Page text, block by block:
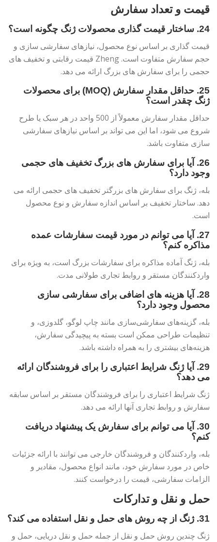
قیمت و تعداد سفارش
24. ساختار قیمت گذاری محصولات ژنگ چگونه است؟
قیمت گذاری بر اساس نوع محصول، نیازهای سفارشی سازی و
حجم سفارش متفاوت است. Zheng قیمت رقابتی و تخفیف های
حجمی را برای سفارش های بزرگ ارائه می دهد.
25. حداقل مقدار سفارش (MOQ) برای محصولات
ژنگ چقدر است؟
حداقل مقدار سفارش معمولاً از 500 واحد در هر سبک یا طرح
شروع می شود، اما این می تواند بر اساس نیازهای سفارشی
سازی متفاوت باشد.
26. آیا برای سفارش های بزرگ تخفیف های حجمی
وجود دارد؟
بله، ژنگ برای سفارش های بزرگتر تخفیف های حجمی ارائه می
دهد. ساختار تخفیف بر اساس اندازه سفارش و نوع محصول
است.
27. آیا می توانم در مورد قیمت سفارشات عمده
مذاکره کنم؟
بله، ژنگ آماده مذاکره برای سفارشات بزرگ است، به ویژه برای
واردکنندگان مستقر و روابط تجاری طولانی مدت.
28. آیا هزینه های اضافی برای سفارشی سازی
محصول وجود دارد؟
بله، گزینه‌های سفارشی‌سازی مانند چاپ لوگو، گلدوزی، و
تنظیمات طراحی ممکن است بسته به پیچیدگی سفارش،
هزینه‌های بیشتری را به همراه داشته باشد.
29. آیا ژنگ شرایط اعتباری را برای فروشندگان ارائه
می دهد؟
ژنگ شرایط اعتباری را برای فروشندگان مستقر بر اساس سابقه
سفارش و روابط تجاری آنها ارائه می دهد.
30. آیا می توانم برای سفارش یک پیشنهاد دریافت
کنم؟
بله، واردکنندگان و فروشندگان خارجی می توانند با ارائه جزئیات
خاص در مورد سفارش خود، مانند انواع محصول، مقادیر و
الزامات سفارشی، قیمت را درخواست کنند.
حمل و نقل و تدارکات
31. ژنگ از چه روش های حمل و نقل استفاده می کند؟
ژنگ چندین روش حمل و نقل از جمله حمل و نقل دریایی، حمل و